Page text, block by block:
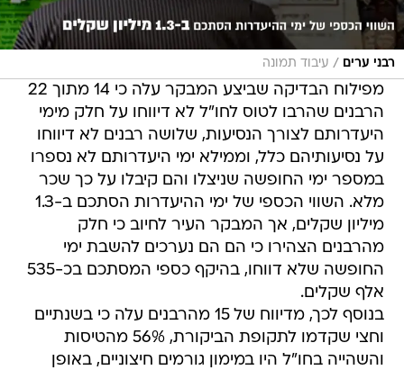
רבני ערים / עיבוד תמונה
מפילוח הבדיקה שביצע המבקר עלה כי 14 מתוך 22
הרבנים שהרבו לטוס לחו"ל לא דיווחו על חלק מימי
היעדרותם לצורך הנסיעות, שלושה רבנים לא דיווחו
על נסיעותיהם כלל, וממילא ימי היעדרותם לא נספרו
במספר ימי החופשה שניצלו והם קיבלו על כך שכר
מלא. השווי הכספי של ימי ההיעדרות הסתכם ב-1.3
מיליון שקלים, אך המבקר העיר לחיוב כי חלק
מהרבנים הצהירו כי הם הם נערכים להשבת ימי
החופשה שלא דווחו, בהיקף כספי המסתכם בכ-535
אלף שקלים.
בנוסף לכך, מדיווח של 15 מהרבנים עלה כי בשנתיים
וחצי שקדמו לתקופת הביקורת, 56% מהטיסות
והשהייה בחו"ל היו במימון גורמים חיצוניים, באופן